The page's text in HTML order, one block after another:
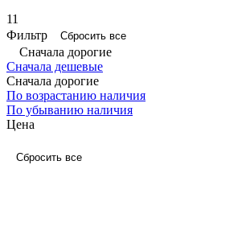
11
Фильтр
Сбросить все
Сначала дорогие
Сначала дешевые
Сначала дорогие
По возрастанию наличия
По убыванию наличия
Цена
Сбросить все